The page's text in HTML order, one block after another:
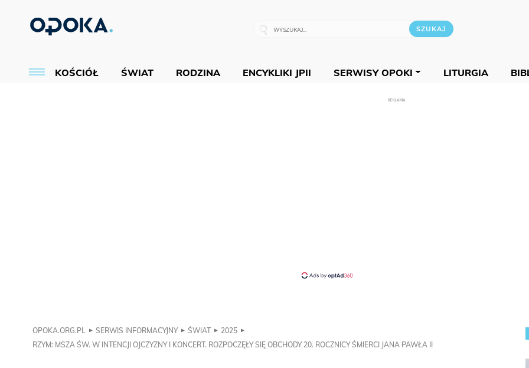
KOŚCIÓŁ ŚWIAT RODZINA ENCYKLIKI JPII SERWISY OPOKI LITURGIA
REKLAMA
OPOKA.ORG.PL SERWIS INFORMACYJNY ŚWIAT
2025
RZYM: MSZA ŚW. W INTENCJI OJCZYZNY I KONCERT. ROZPOCZĘŁY SIĘ OBCHODY 20. ROCZNICY ŚMIERCI JANA PAWŁA II